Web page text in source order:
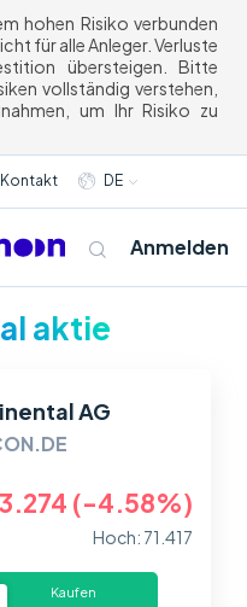
hohen Risiko verbunden
für alle Anleger. Verluste
übersteigen. Bitte
vollständig verstehen,
um Ihr Risiko zu
Kontakt DE
Anmelden
aktie
AG
(-4.58%)
Hoch: 71.417
Kaufen